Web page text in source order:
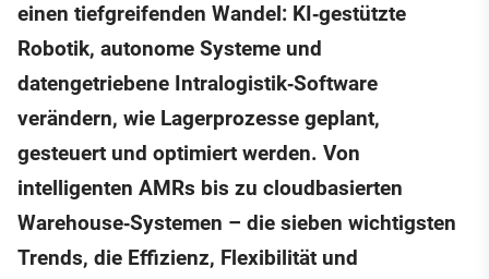
einen tiefgreifenden Wandel: KI‑gestützte
Robotik, autonome Systeme und
datengetriebene Intralogistik‑Software
verändern, wie Lagerprozesse geplant,
gesteuert und optimiert werden. Von
intelligenten AMRs bis zu cloudbasierten
Warehouse‑Systemen – die sieben wichtigsten
Trends, die Effizienz, Flexibilität und